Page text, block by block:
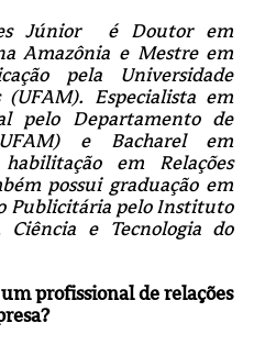
Júnior é Doutor em
Amazônia e Mestre em
pela Universidade
(UFAM). Especialista em
pelo Departamento de
UFAM) e Bacharel em
em Relações
possui graduação em
Publicitária pelo Instituto
Ciência e Tecnologia do
profissional de relações